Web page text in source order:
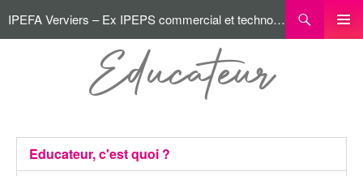
IPEFA Verviers – Ex IPEPS commercial et technologique
Educateur
Educateur, c'est quoi ?